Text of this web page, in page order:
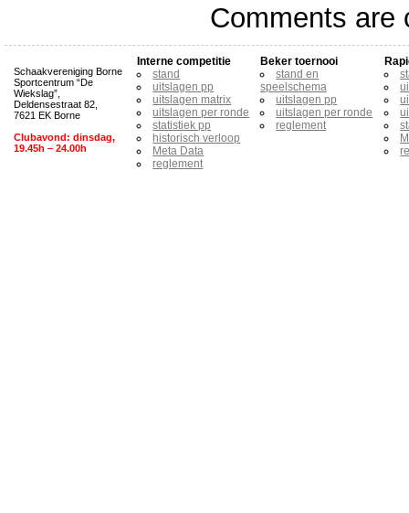
Comments are
Schaakvereniging Borne
Sportcentrum “De
Wiekslag”,
Deldensestraat 82,
7621 EK Borne
Clubavond: dinsdag,
19.45h – 24.00h
Interne competitie
stand
uitslagen pp
uitslagen matrix
uitslagen per ronde
statistiek pp
historisch verloop
Meta Data
reglement
Beker toernooi
stand en
speelschema
uitslagen pp
uitslagen per ronde
reglement